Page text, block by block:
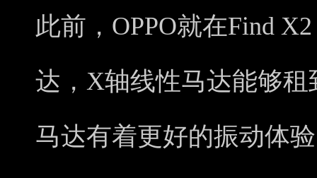
此前，OPPO就在Find
达，X轴线性马达能够
马达有着更好的振动体